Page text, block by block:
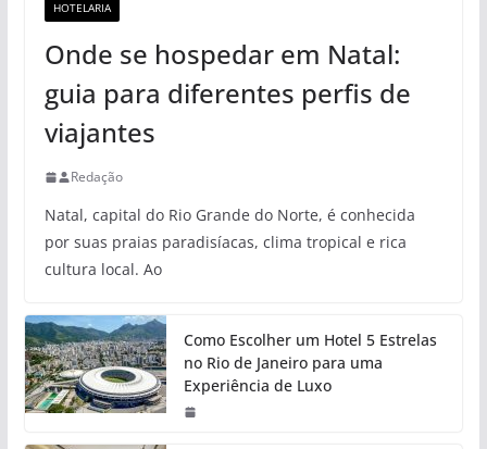
HOTELARIA
Onde se hospedar em Natal:
guia para diferentes perfis de
viajantes
Redação
Natal, capital do Rio Grande do Norte, é conhecida
por suas praias paradisíacas, clima tropical e rica
cultura local. Ao
Como Escolher um Hotel 5 Estrelas
no Rio de Janeiro para uma
Experiência de Luxo